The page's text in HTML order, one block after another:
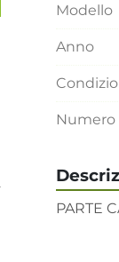
PARTE
Modello
Anno
Numero